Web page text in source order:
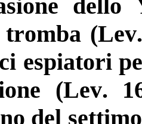
dello
tromba
espiatori
(Lev.
del